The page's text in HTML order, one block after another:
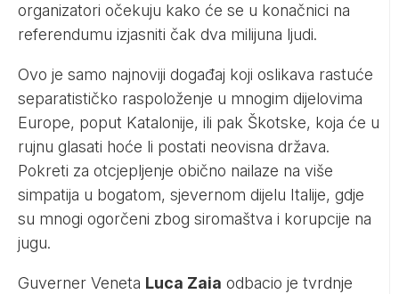
organizatori očekuju kako će se u konačnici na
referendumu izjasniti čak dva milijuna ljudi.
Ovo je samo najnoviji događaj koji oslikava rastuće
separatističko raspoloženje u mnogim dijelovima
Europe, poput Katalonije, ili pak Škotske, koja će u
rujnu glasati hoće li postati neovisna država.
Pokreti za otcjepljenje obično nailaze na više
simpatija u bogatom, sjevernom dijelu Italije, gdje
su mnogi ogorčeni zbog siromaštva i korupcije na
jugu.
Guverner Veneta Luca Zaia odbacio je tvrdnje